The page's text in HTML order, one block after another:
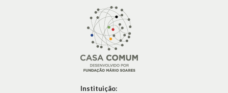
Instituição: